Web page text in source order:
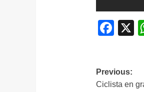
Previous:
Ciclista en